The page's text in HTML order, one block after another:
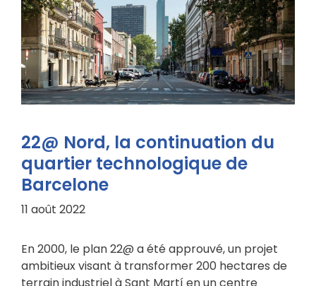
22@ Nord, la continuation du
quartier technologique de
Barcelone
11 août 2022
En 2000, le plan 22@ a été approuvé, un projet
ambitieux visant à transformer 200 hectares de